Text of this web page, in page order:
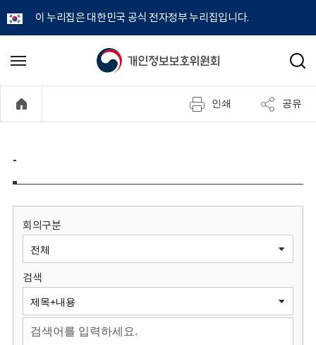
이 누리집은 대한민국 공식 전자정부 누리집입니다.
개
정
보
원
회
메
기
검
인쇄 공유
-
회의구분
검색